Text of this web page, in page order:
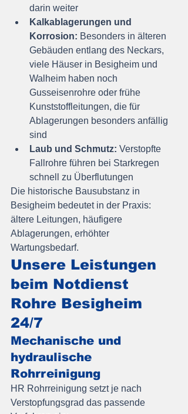
darin weiter
Kalkablagerungen und
Korrosion: Besonders in älteren
Gebäuden entlang des Neckars,
viele Häuser in Besigheim und
Walheim haben noch
Gusseisenrohre oder frühe
Kunststoffleitungen, die für
Ablagerungen besonders anfällig
sind
Laub und Schmutz: Verstopfte
Fallrohre führen bei Starkregen
schnell zu Überflutungen
Die historische Bausubstanz in
Besigheim bedeutet in der Praxis:
ältere Leitungen, häufigere
Ablagerungen, erhöhter
Wartungsbedarf.
Unsere Leistungen
beim Notdienst
Rohre Besigheim
24/7
Mechanische und
hydraulische
Rohrreinigung
HR Rohrreinigung setzt je nach
Verstopfungsgrad das passende